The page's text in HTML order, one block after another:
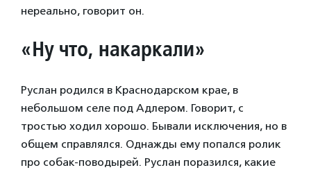
нереально, говорит он.
«Ну что, накаркали»
Руслан родился в Краснодарском крае, в
небольшом селе под Адлером. Говорит, с
тростью ходил хорошо. Бывали исключения, но в
общем справлялся. Однажды ему попался ролик
про собак-поводырей. Руслан поразился, какие